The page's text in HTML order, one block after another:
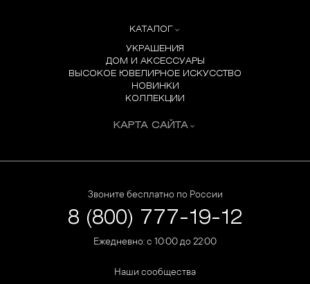
КАТАЛОГ
УКРАШЕНИЯ
ДОМ И АКСЕССУАРЫ
ВЫСОКОЕ ЮВЕЛИРНОЕ ИСКУССТВО
НОВИНКИ
КОЛЛЕКЦИИ
КАРТА САЙТА
Звоните бесплатно по России
8 (800) 777-19-12
Ежедневно: с 10:00 до 22:00
Наши сообщества